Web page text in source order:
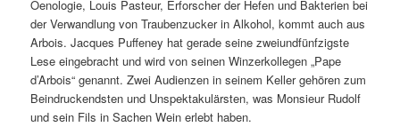
Oenologie, Louis Pasteur, Erforscher der Hefen und Bakterien bei
der Verwandlung von Traubenzucker in Alkohol, kommt auch aus
Arbois. Jacques Puffeney hat gerade seine zweiundfünfzigste
Lese eingebracht und wird von seinen Winzerkollegen „Pape
d’Arbois“ genannt. Zwei Audienzen in seinem Keller gehören zum
Beindruckendsten und Unspektakulärsten, was Monsieur Rudolf
und sein Fils in Sachen Wein erlebt haben.